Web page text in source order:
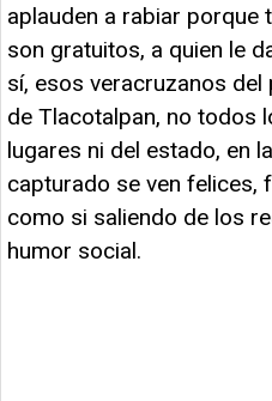
aplauden a rabiar
son gratuitos, a quien le
sí, esos veracruzanos del
de Tlacotalpan, no todos
lugares ni del estado, en
capturado se ven felices,
como si saliendo de los
humor social.